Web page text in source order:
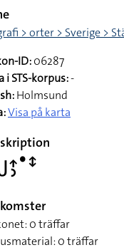
> orter > Sverige >
ID:06287
i STS-korpus:-
Holmsund
Visa på karta
0 träffar
0 träffar